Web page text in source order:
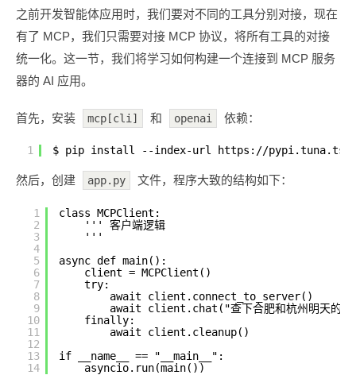
之前开发智能体应用时，我们要对不同的工具分别对接，现在
有了 MCP，我们只需要对接 MCP 协议，将所有工具的对接
统一化。这一节，我们将学习如何构建一个连接到 MCP 服务
器的 AI 应用。
首先，安装 mcp[cli] 和 openai 依赖：
1 $ pip install --index-url https://
然后，创建 app.py 文件，程序大致的结构如下：
1
2
3
4
5
6
7
8
9
10
11
12
13
14
class MCPClient:
''' 客户端逻辑
'''
async def main():
client = MCPClient()
try:
await client.connect_to_server()
await client.chat("查下合肥和杭州明天的
finally:
await client.cleanup()
if __name__ == "__main__":
asyncio.run(main())